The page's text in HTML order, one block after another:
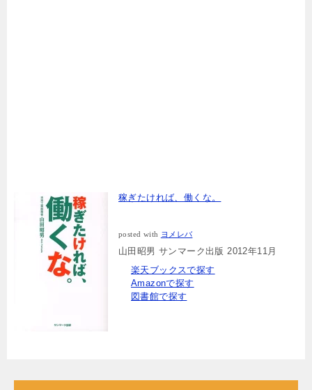
稼ぎたければ、働くな。
posted with ヨメレバ
山田昭男 サンマーク出版 2012年11月
楽天ブックスで探す
Amazonで探す
図書館で探す